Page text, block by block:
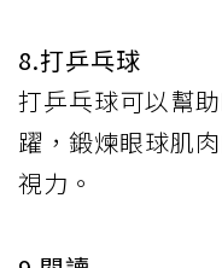
8.打乒乓球
打乒乓球可以幫
躍，鍛煉眼球肌
視力。